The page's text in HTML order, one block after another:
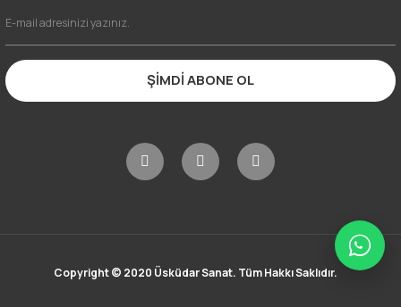
ŞİMDİ ABONE OL
Copyright © 2020 Üsküdar Sanat. Tüm Hakkı Saklıdır.